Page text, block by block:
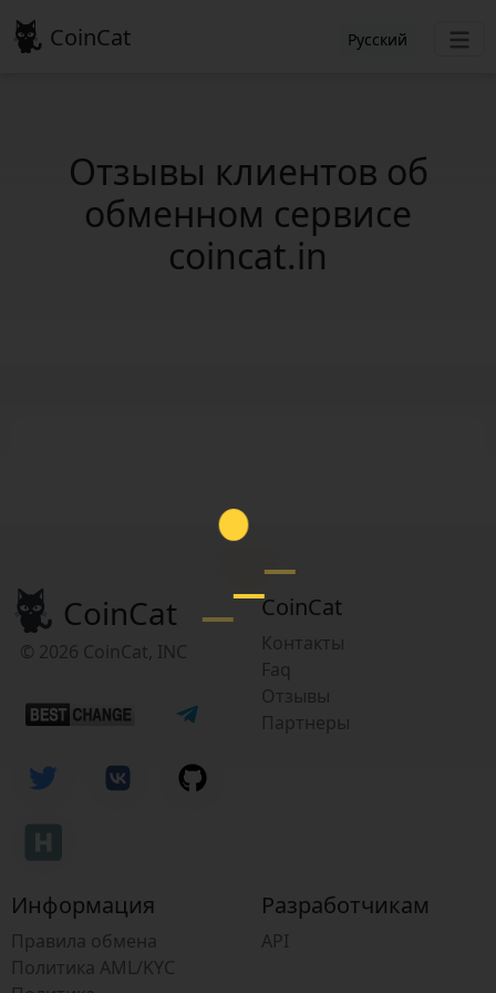
CoinCat Русский
Отзывы клиентов об
обменном сервисе
coincat.in
CoinCat
© 2026 CoinCat, INC
CoinCat
Контакты
Faq
Отзывы
Партнеры
Информация
Правила обмена
Политика AML/KYC
Разработчикам
API